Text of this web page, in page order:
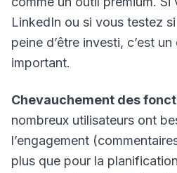
LinkedIn ou si vous testez
peine d’être investi, c’est
important.
Chevauchement des
nombreux utilisateurs ont
l’engagement
plus que pour la